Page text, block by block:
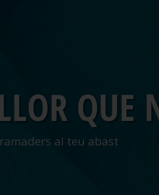
QUE
al teu abast